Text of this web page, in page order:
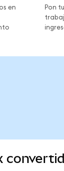
en
Pon